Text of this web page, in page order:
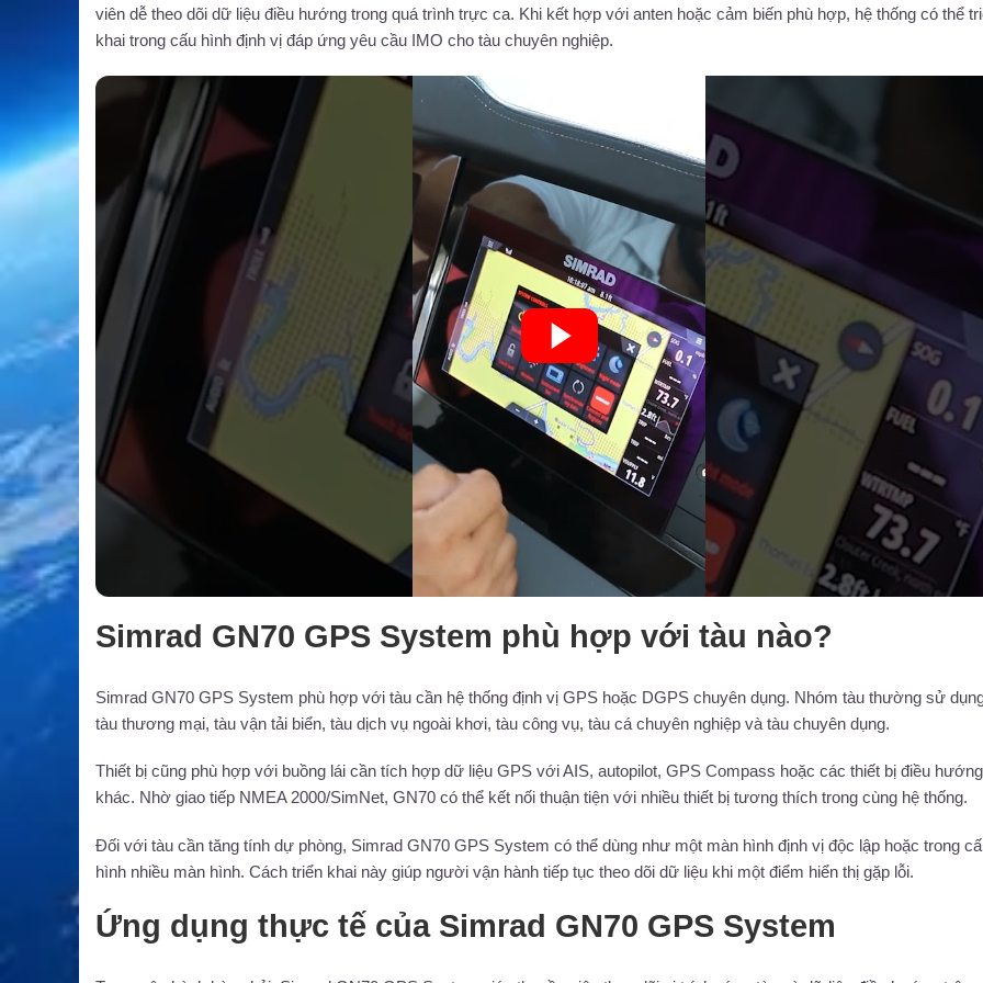
viên dễ theo dõi dữ liệu điều hướng trong quá trình trực ca. Khi kết hợp với anten hoặc cảm biến phù hợp, hệ thống có thể
khai trong cấu hình định vị đáp ứng yêu cầu IMO cho tàu chuyên nghiệp.
Simrad GN70 GPS System phù hợp với tàu nào?
Simrad GN70 GPS System phù hợp với tàu cần hệ thống định vị GPS hoặc DGPS chuyên dụng. Nhóm tàu thường sử
tàu thương mại, tàu vận tải biển, tàu dịch vụ ngoài khơi, tàu công vụ, tàu cá chuyên nghiệp và tàu chuyên dụng.
Thiết bị cũng phù hợp với buồng lái cần tích hợp dữ liệu GPS với AIS, autopilot, GPS Compass hoặc các thiết bị điều hướng
khác. Nhờ giao tiếp NMEA 2000/SimNet, GN70 có thể kết nối thuận tiện với nhiều thiết bị tương thích trong cùng hệ thống.
Đối với tàu cần tăng tính dự phòng, Simrad GN70 GPS System có thể dùng như một màn hình định vị độc lập hoặc trong
hình nhiều màn hình. Cách triển khai này giúp người vận hành tiếp tục theo dõi dữ liệu khi một điểm hiển thị gặp lỗi.
Ứng dụng thực tế của Simrad GN70 GPS System